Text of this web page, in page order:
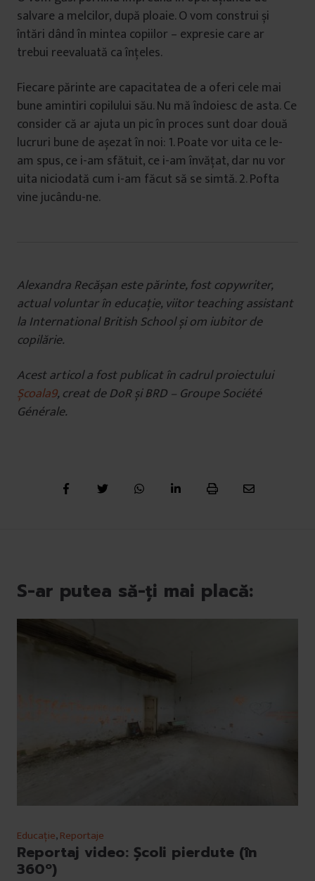
salvare a melcilor, după ploaie. O vom construi și
întări dând în mintea copiilor – expresie care ar
trebui reevaluată ca înțeles.
Fiecare părinte are capacitatea de a oferi cele mai
bune amintiri copilului său. Nu mă îndoiesc de asta. Ce
consider că ar ajuta un pic în proces sunt doar două
lucruri bune de așezat în noi: 1. Poate vor uita ce le-
am spus, ce i-am sfătuit, ce i-am învățat, dar nu vor
uita niciodată cum i-am făcut să se simtă. 2. Pofta
vine jucându-ne.
Alexandra Recășan este părinte, fost copywriter,
actual voluntar în educație, viitor teaching assistant
la International British School și om iubitor de
copilărie.
Acest articol a fost publicat în cadrul proiectului
Școala9, creat de DoR și BRD – Groupe Société
Générale.
S-ar putea să-ți mai placă:
Educație,Reportaje
Reportaj video: Școli pierdute (în
360º)